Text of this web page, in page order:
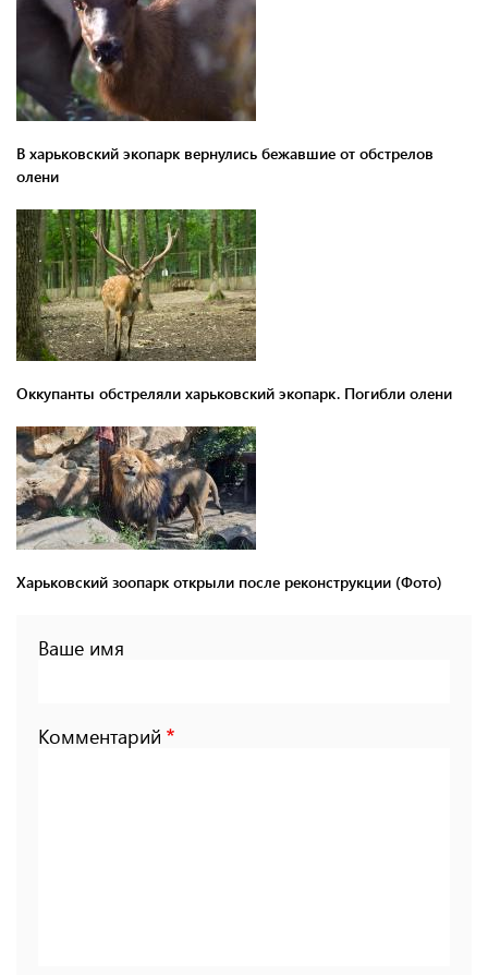
В харьковский экопарк вернулись бежавшие от обстрелов
олени
Оккупанты обстреляли харьковский экопарк. Погибли олени
Харьковский зоопарк открыли после реконструкции (Фото)
Ваше имя
Комментарий